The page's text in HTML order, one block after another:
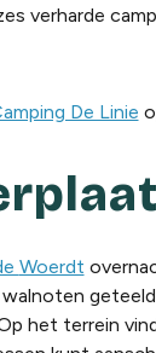
verharde
De Linie
Woerdt
walnoten
het terrein